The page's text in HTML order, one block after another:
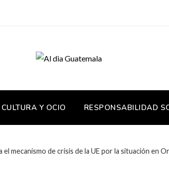
CULTURA Y OCIO RESPONSABILIDAD
el mecanismo de crisis de la UE por la situación en